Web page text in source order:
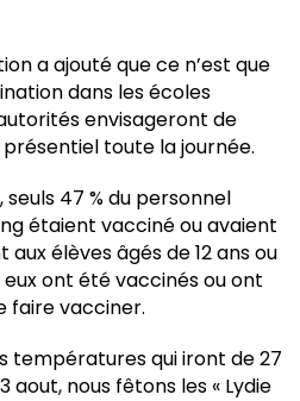
a ajouté que ce n’est que
dans les écoles
envisageront de
toute la journée.
seuls 47 % du personnel
étaient vacciné ou avaient
élèves âgés de 12 ans ou
eux ont été vaccinés ou ont
faire vacciner.
températures qui iront de 27
aout, nous fêtons les « Lydie